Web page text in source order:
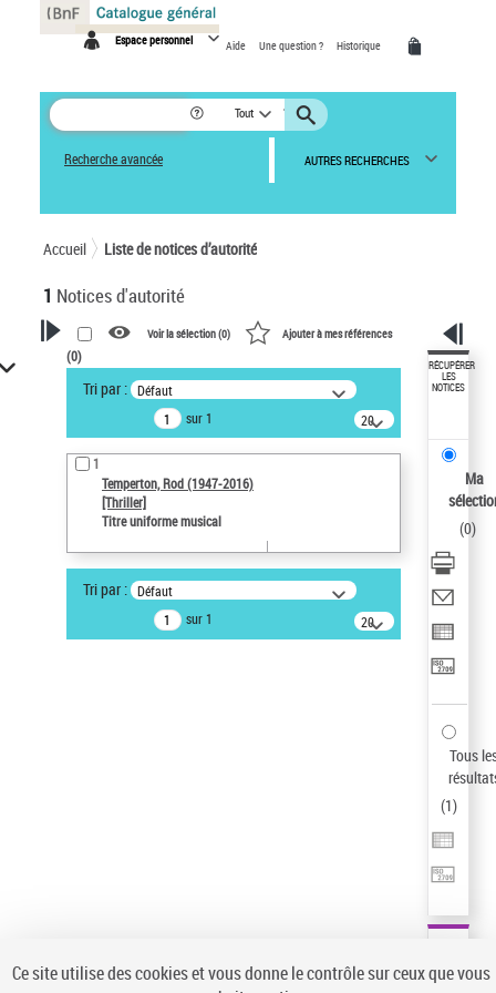
Espace personnel Aide Une question ? Historique
Tout
Recherche avancée AUTRES RECHERCHES
Accueil Liste de notices d’autorité
1 Notices d'autorité
VOTRE RECHERCHE
Recherche avancée dans les
notices d’autorité
Œuvres liées à l'auteur :
Temperton, Rod (1947-2016)
Sauvegarder votre recherche
AFFINER
Type de notice d'autorité
Voir la sélection (0) Ajouter à mes références
(0)
Tri par : Défaut
sur 1
20
résultats/page
1
Temperton, Rod (1947-2016)
[Thriller]
Titre uniforme musical
Tri par : Défaut
sur 1
20
résultats/page
RÉCUPÉRER
LES
NOTICES
Ma
(0)
Tous
(1)
Panneau de gestion des cookies
Ce site utilise des cookies et vous donne le contrôle sur ceux que vous